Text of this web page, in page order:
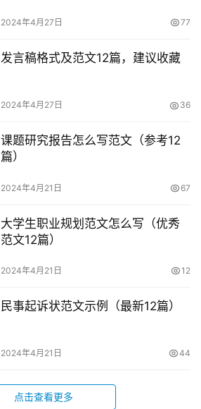
2024年4月27日 77
发言稿格式及范文12篇，建议收藏
2024年4月27日 36
课题研究报告怎么写范文（参考12
篇）
2024年4月21日 67
大学生职业规划范文怎么写（优秀
范文12篇）
2024年4月21日 12
民事起诉状范文示例（最新12篇）
2024年4月21日 44
点击查看更多